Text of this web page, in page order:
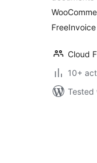
Cloud
10+
Tested